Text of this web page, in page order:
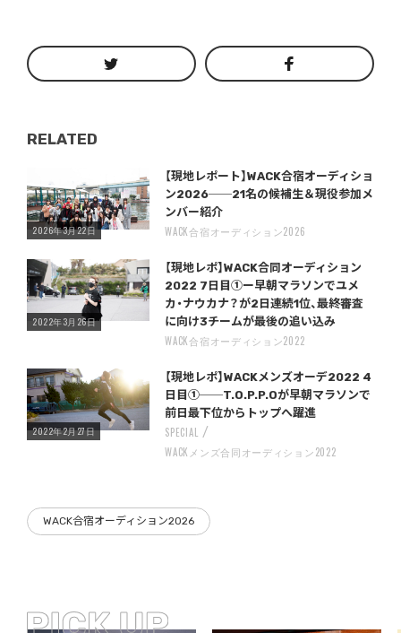
RELATED
【現地レポート】WACK合宿オーディショ
ン2026──21名の候補生＆現役参加メ
ンバー紹介
2026年3月22日
WACK合宿オーディション2026
Warning : Undefined variable $post_id in
/home/storywriter/storywriter.tokyo/public_html/wp-content/themes/StoryWriter/single.php on line242
【現地レポ】WACK合同オーディション
2022 7日目①ー早朝マラソンでユメ
カ・ナウカナ？が2日連続1位、最終審査
に向け3チームが最後の追い込み
2022年3月26日
WACK合宿オーディション2022
Warning
/home/storywriter/storywriter.tokyo/public_html/wp-content/themes/StoryWriter/single.phpon line242
【現地レポ】WACKメンズオーデ2022 4
日目①──T.O.P.P.Oが早朝マラソンで
前日最下位からトップへ躍進
2022年2月27日
SPECIAL
WACKメンズ合同オーディション2022
WACK合宿オーディション2026